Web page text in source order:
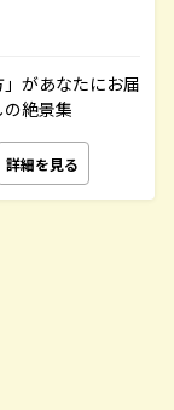
があなたにお届
絶景集
詳細を見る